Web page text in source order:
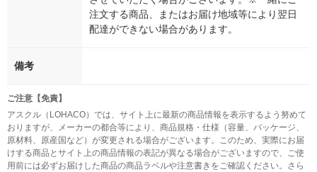
注文する商品、またはお届け地域等により翌日
配達ができない場合があります。
備考
ご注意【免責】
アスクル（LOHACO）では、サイト上に最新の商品情報を表示するよう努めて
おりますが、メーカーの都合等により、商品規格・仕様（容量、パッケージ、
原材料、原産国など）が変更される場合がございます。このため、実際にお届
けする商品とサイト上の商品情報の表記が異なる場合がございますので、ご使
用前には必ずお届けした商品の商品ラベルや注意書きをご確認ください。さら